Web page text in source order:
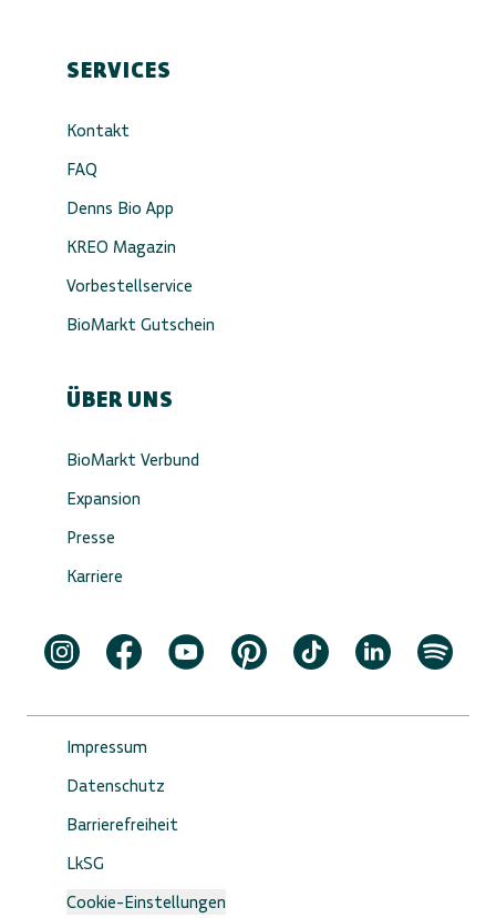
SERVICES
Kontakt
FAQ
Denns Bio App
KREO Magazin
Vorbestellservice
BioMarkt Gutschein
ÜBER UNS
BioMarkt Verbund
Expansion
Presse
Karriere
Impressum
Datenschutz
Barrierefreiheit
LkSG
Cookie-Einstellungen